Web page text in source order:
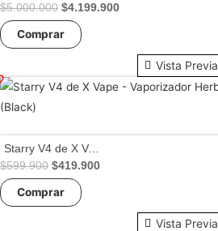
$5.000.000 El
precio
original
era:
$4.199.900El
$4.199.900.
Comprar
Vista Previa
Starry V4 de X Vape – Vaporizador Herbal y de Extracciones (Black)
$599.900 El
precio
original
era:
$419.900El
$419.900.
Comprar
Vista Previa